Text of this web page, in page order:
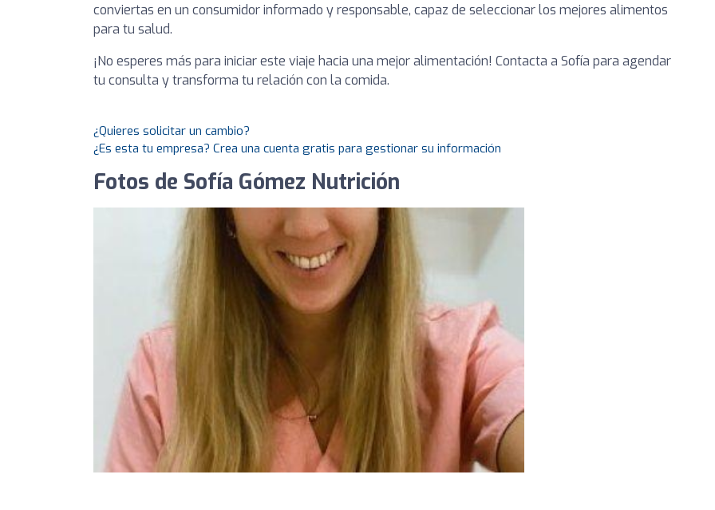
conviertas en un consumidor informado y responsable, capaz de seleccionar los mejores alimentos
para tu salud.
¡No esperes más para iniciar este viaje hacia una mejor alimentación! Contacta a Sofía para agendar
tu consulta y transforma tu relación con la comida.
¿Quieres solicitar un cambio?
¿Es esta tu empresa? Crea una cuenta gratis para gestionar su información
Fotos de Sofía Gómez Nutrición